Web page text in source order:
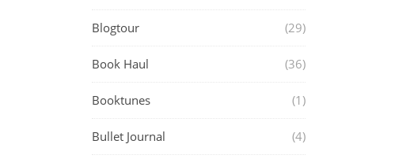
Blogtour (29)
Book Haul (36)
Booktunes (1)
Bullet Journal (4)